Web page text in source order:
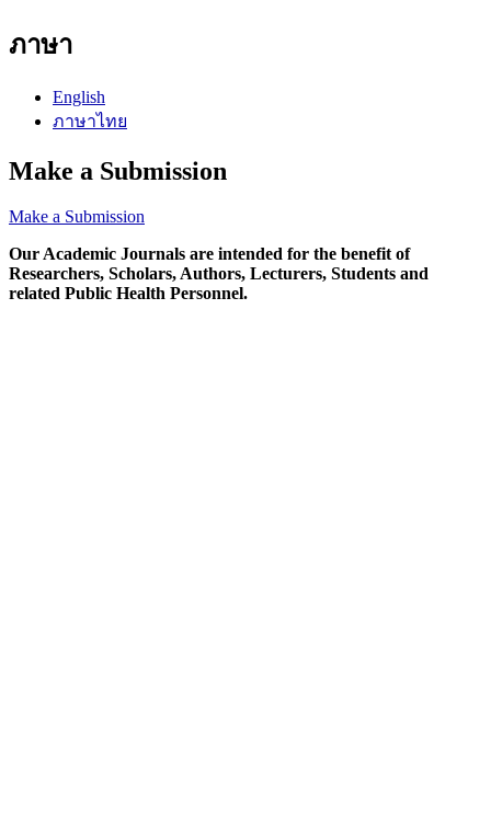
ภาษา
English
ภาษาไทย
Make a Submission
Make a Submission
Our Academic Journals are intended for the benefit of
Researchers, Scholars, Authors, Lecturers, Students and
related Public Health Personnel.